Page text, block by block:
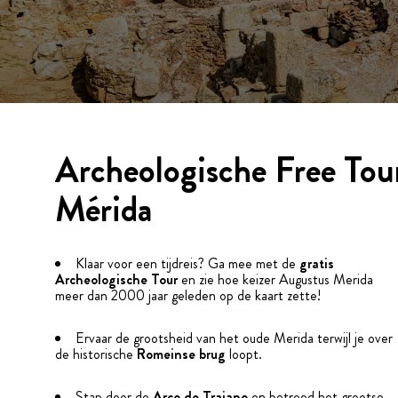
Archeologische Free
Mérida
Klaar voor een tijdreis? Ga mee met de gratis
Archeologische Touren zie hoe keizer Augustus Merida
meer dan 2000 jaar geleden op de kaart zette!
Ervaar de grootsheid van het oude Merida terwijl je over
de historischeRomeinse brug loopt.